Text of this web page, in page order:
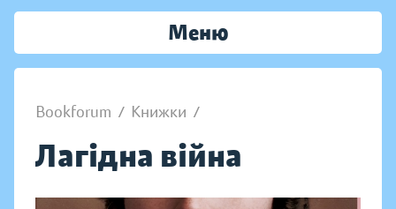
Меню
Bookforum / Книжки /
Лагідна війна